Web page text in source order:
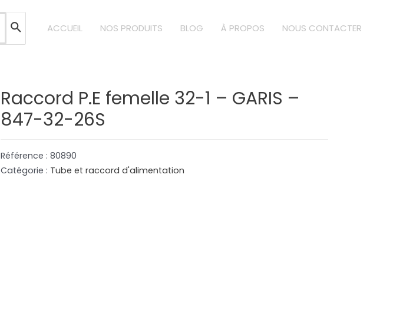
ACCUEIL NOS PRODUITS BLOG À PROPOS NOUS CONTACTER
Raccord P.E femelle 32-1 – GARIS –
847-32-26S
Référence :80890
Catégorie : Tube et raccord d'alimentation